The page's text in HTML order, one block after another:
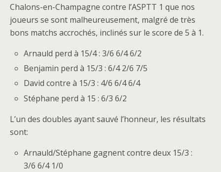
Chalons-en-Champagne contre l’ASPTT 1 que nos
joueurs se sont malheureusement, malgré de très
bons matchs accrochés, inclinés sur le score de 5 à 1.
Arnauld perd à 15/4 : 3/6 6/4 6/2
Benjamin perd à 15/3 : 6/4 2/6 7/5
David contre à 15/3 : 4/6 6/4 6/4
Stéphane perd à 15 : 6/3 6/2
L’un des doubles ayant sauvé l’honneur, les résultats
sont:
Arnauld/Stéphane gagnent contre deux 15/3 :
3/6 6/4 1/0